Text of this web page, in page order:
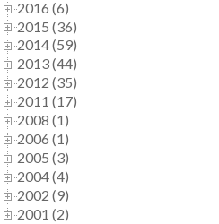
2016 (6)
2015 (36)
2014 (59)
2013 (44)
2012 (35)
2011 (17)
2008 (1)
2006 (1)
2005 (3)
2004 (4)
2002 (9)
2001 (2)